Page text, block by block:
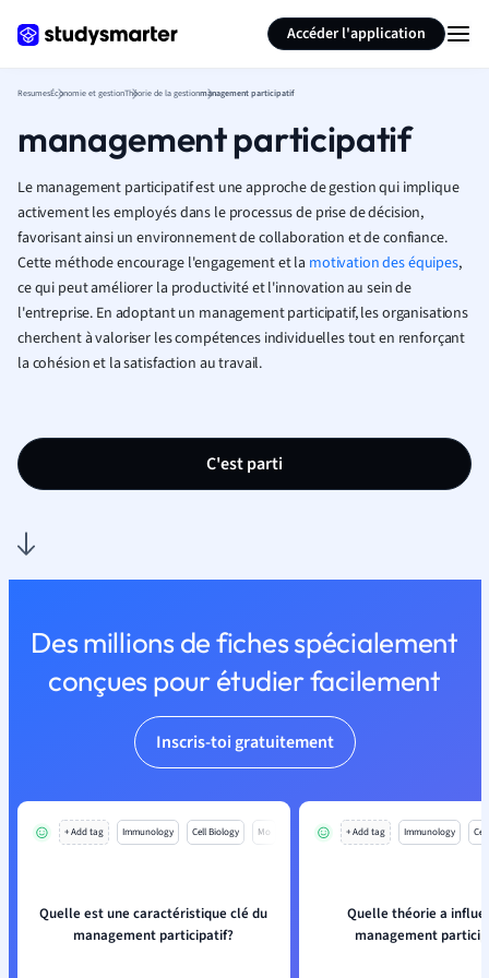
Accéder l'application
ResumesÉconomie et gestionThéorie de la gestionmanagement participatif
management participatif
Le management participatif est une approche de gestion qui implique
activement les employés dans le processus de prise de décision,
favorisant ainsi un environnement de collaboration et de confiance.
Cette méthode encourage l'engagement et la motivation des équipes,
ce qui peut améliorer la productivité et l'innovation au sein de
l'entreprise. En adoptant un management participatif, les organisations
cherchent à valoriser les compétences individuelles tout en renforçant
la cohésion et la satisfaction au travail.
C'est parti
Des millions de fiches spécialement
conçues pour étudier facilement
Inscris-toi gratuitement
+ Add tag Immunology Cell Biology Mo
Quelle est une caractéristique clé du
management participatif?
+ Add tag Immunology
Quelle théorie a
management
Résumer la page